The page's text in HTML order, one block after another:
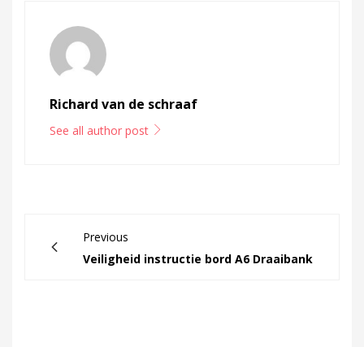
Richard van de schraaf
See all author post
Previous
Veiligheid instructie bord A6 Draaibank